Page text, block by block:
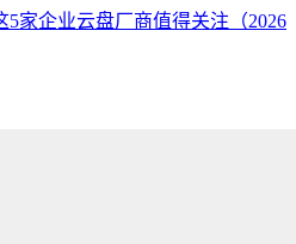
5家企业云盘厂商值得关注（2026